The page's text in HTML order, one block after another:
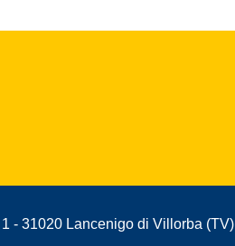
- 31020 Lancenigo di Villorba (TV)